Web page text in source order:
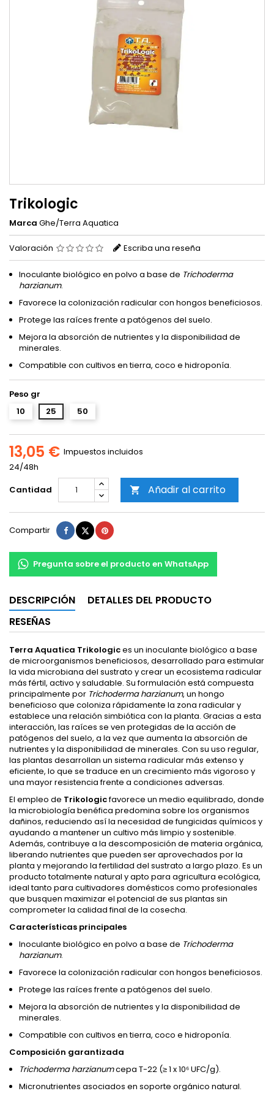
Trikologic
Marca Ghe/Terra Aquatica
Valoración Escriba una reseña
Inoculante biológico en polvo a base de Trichoderma
harzianum.
Favorece la colonización radicular con hongos beneficiosos.
Protege las raíces frente a patógenos del suelo.
Mejora la absorción de nutrientes y la disponibilidad de
minerales.
Compatible con cultivos en tierra, coco e hidroponía.
Peso gr
10
25 50
13,05 € Impuestos incluidos
24/48h
Cantidad
 Añadir al carrito
Compartir Compartir
TuitearPinterest
Pregunta sobre el producto en WhatsApp
DESCRIPCIÓN
DETALLES DEL PRODUCTO
RESEÑAS
Terra Aquatica Trikologices un inoculante biológico a base
de microorganismos beneficiosos, desarrollado para estimular
la vida microbiana del sustrato y crear un ecosistema radicular
más fértil, activo y saludable. Su formulación está compuesta
principalmente por Trichoderma harzianum, un hongo
beneficioso que coloniza rápidamente la zona radicular y
establece una relación simbiótica con la planta. Gracias a esta
interacción, las raíces se ven protegidas de la acción de
patógenos del suelo, a la vez que aumenta la absorción de
nutrientes y la disponibilidad de minerales. Con su uso regular,
las plantas desarrollan un sistema radicular más extenso y
eficiente, lo que se traduce en un crecimiento más vigoroso y
una mayor resistencia frente a condiciones adversas.
El empleo de Trikologicfavorece un medio equilibrado, donde
la microbiología benéfica predomina sobre los organismos
dañinos, reduciendo así la necesidad de fungicidas químicos y
ayudando a mantener un cultivo más limpio y sostenible.
Además, contribuye a la descomposición de materia orgánica,
liberando nutrientes que pueden ser aprovechados por la
planta y mejorando la fertilidad del sustrato a largo plazo. Es un
producto totalmente natural y apto para agricultura ecológica,
ideal tanto para cultivadores domésticos como profesionales
que busquen maximizar el potencial de sus plantas sin
comprometer la calidad final de la cosecha.
Características principales
Inoculante biológico en polvo a base de Trichoderma
harzianum.
Favorece la colonización radicular con hongos beneficiosos.
Protege las raíces frente a patógenos del suelo.
Mejora la absorción de nutrientes y la disponibilidad de
minerales.
Compatible con cultivos en tierra, coco e hidroponía.
Composición garantizada
Trichoderma harzianumcepa T-22 (≥ 1 x 10⁶ UFC/g).
Micronutrientes asociados en soporte orgánico natural.